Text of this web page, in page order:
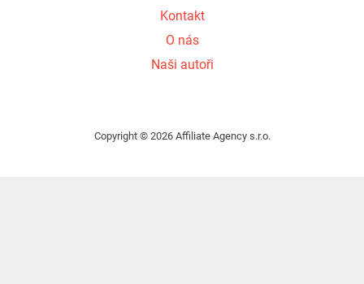
Kontakt
O nás
Naši autoři
Copyright © 2026 Affiliate Agency s.r.o.